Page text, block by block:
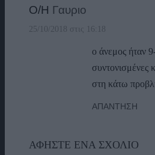
Ο/Η Γαυριο
25/10/2018 στις 16:18
ο άνεμος ήταν
συντονισμένες
στη κάτω
ΑΠΆΝΤΗΣΗ
ΑΦΉΣΤΕ ΈΝΑ ΣΧΌΛΙΟ